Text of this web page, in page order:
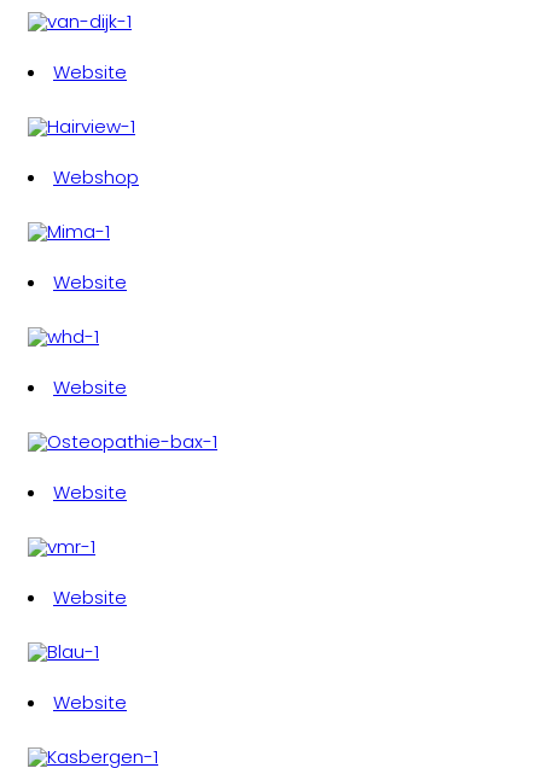
Website
Webshop
Website
Website
Website
Website
Website